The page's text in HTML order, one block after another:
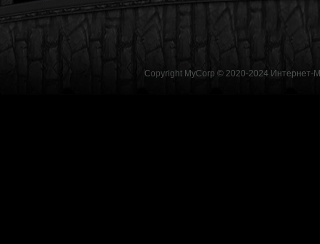
Copyright MyCorp © 2020-2024 Интернет-